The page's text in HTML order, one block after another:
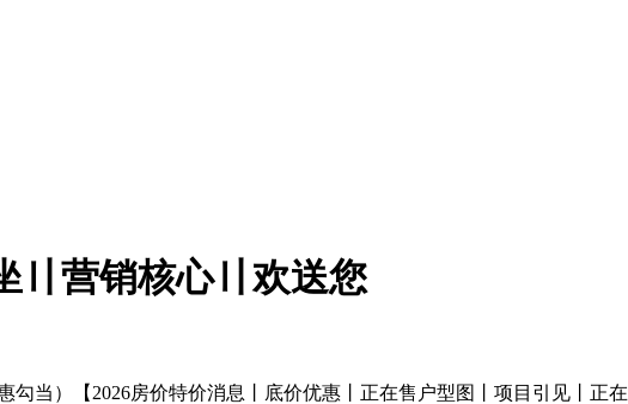
〢营销核心〢欢送您
）【2026房价特价消息丨底价优惠丨正在售户型图丨项目引见丨正